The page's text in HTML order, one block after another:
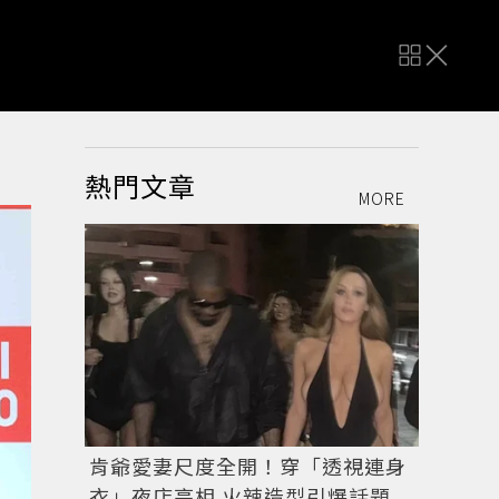
熱門文章 MORE
肯爺愛妻尺度全開！穿「透視連身